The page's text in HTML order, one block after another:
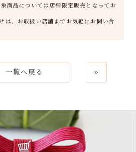
商品については店舗限定販売となってお
は、お取扱い店舗までお気軽にお問い合
一覧へ戻る »